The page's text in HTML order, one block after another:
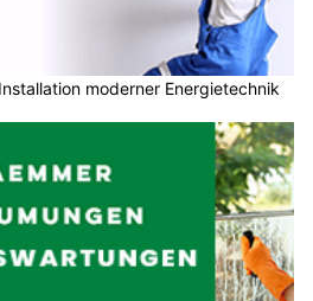
moderner Energietechnik